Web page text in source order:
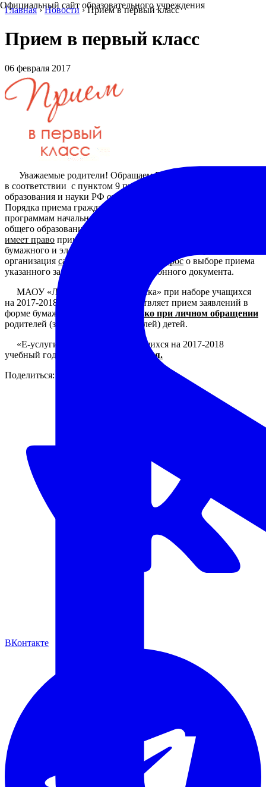
Официальный сайт образовательного учреждения
Главная › Новости › Прием в первый класс
Прием в первый класс
06 февраля 2017
Уважаемые родители! Обращаем Ваше внимание на то, что
в соответствии с пунктом 9 приказа Министерства
образования и науки РФ от 22.01.2014 № 32 «Об утверждении
Порядка приема граждан на обучение по образовательным
программам начального общего, основного общего и среднего
общего образования» общеобразовательная организация
имеет право принимать заявления о приеме детей в форме
бумажного и электронного документов. Общеобразовательная
организация самостоятельно решает вопросо выборе приема
указанного заявления в форме электронного документа.
МАОУ «Лицей №82 г. Челябинска» при наборе учащихся
на 2017-2018 учебный год осуществляет прием заявлений в
форме бумажного документа
только при личном обращении
родителей (законных представителей) детей.
«Е-услуги» при наборе обучающихся на 2017-2018
учебный год лицеем
не оказываются.
Поделиться:
ВКонтакте